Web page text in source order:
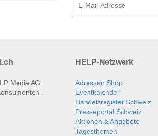
Media AG
HELP-Netzwerk
Adressen Shop
Eventkalender
Handelsregister Schweiz
Presseportal Schweiz
Aktionen & Angebote
Tagesthemen